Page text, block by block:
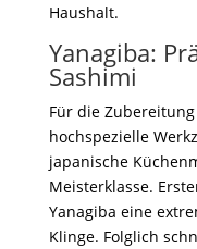
Haushalt.
Yanagiba:
Sashimi
Für die
hochspezielle
japanische
Meisterklasse.
Yanagiba eine
Klinge. Folglich